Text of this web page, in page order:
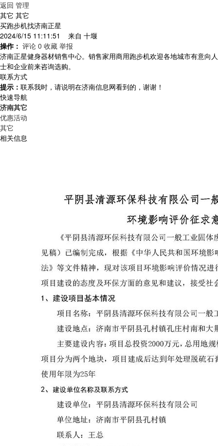
返回 管理
其它 其它
买跑步机找济南正星
2024/6/15 11:11:51 来自 十堰
操作： 评论 0 收藏 举报
济南正星健身器材销售中心。销售家用商用跑步机欢迎各地城市有意向人
士和企业前来咨询选购。
联系方式
提示： 联系我时，请说明在济南信息网看到的，谢谢！
快速导航
济南其它
优惠活动
其它
相关信息